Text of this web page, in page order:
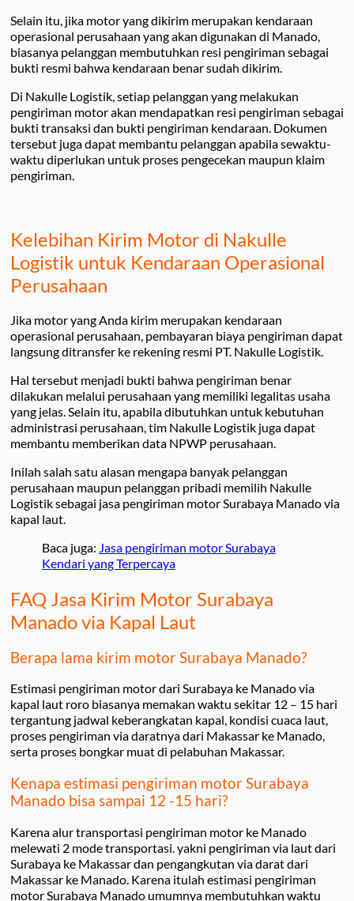
Selain itu, jika motor yang dikirim merupakan kendaraan
operasional perusahaan yang akan digunakan di Manado,
biasanya pelanggan membutuhkan resi pengiriman sebagai
bukti resmi bahwa kendaraan benar sudah dikirim.
Di Nakulle Logistik, setiap pelanggan yang melakukan
pengiriman motor akan mendapatkan resi pengiriman sebagai
bukti transaksi dan bukti pengiriman kendaraan. Dokumen
tersebut juga dapat membantu pelanggan apabila sewaktu-
waktu diperlukan untuk proses pengecekan maupun klaim
pengiriman.
Kelebihan Kirim Motor di Nakulle
Logistik untuk Kendaraan Operasional
Perusahaan
Jika motor yang Anda kirim merupakan kendaraan
operasional perusahaan, pembayaran biaya pengiriman dapat
langsung ditransfer ke rekening resmi PT. Nakulle Logistik.
Hal tersebut menjadi bukti bahwa pengiriman benar
dilakukan melalui perusahaan yang memiliki legalitas usaha
yang jelas. Selain itu, apabila dibutuhkan untuk kebutuhan
administrasi perusahaan, tim Nakulle Logistik juga dapat
membantu memberikan data NPWP perusahaan.
Inilah salah satu alasan mengapa banyak pelanggan
perusahaan maupun pelanggan pribadi memilih Nakulle
Logistik sebagai jasa pengiriman motor Surabaya Manado via
kapal laut.
Baca juga: Jasa pengiriman motor Surabaya
Kendari yang Terpercaya
FAQ Jasa Kirim Motor Surabaya
Manado via Kapal Laut
Berapa lama kirim motor Surabaya Manado?
Estimasi pengiriman motor dari Surabaya ke Manado via
kapal laut roro biasanya memakan waktu sekitar 12 – 15 hari
tergantung jadwal keberangkatan kapal, kondisi cuaca laut,
proses pengiriman via daratnya dari Makassar ke Manado,
serta proses bongkar muat di pelabuhan Makassar.
Kenapa estimasi pengiriman motor Surabaya
Manado bisa sampai 12 -15 hari?
Karena alur transportasi pengiriman motor ke Manado
melewati 2 mode transportasi. yakni pengiriman via laut dari
Surabaya ke Makassar dan pengangkutan via darat dari
Makassar ke Manado. Karena itulah estimasi pengiriman
motor Surabaya Manado umumnya membutuhkan waktu